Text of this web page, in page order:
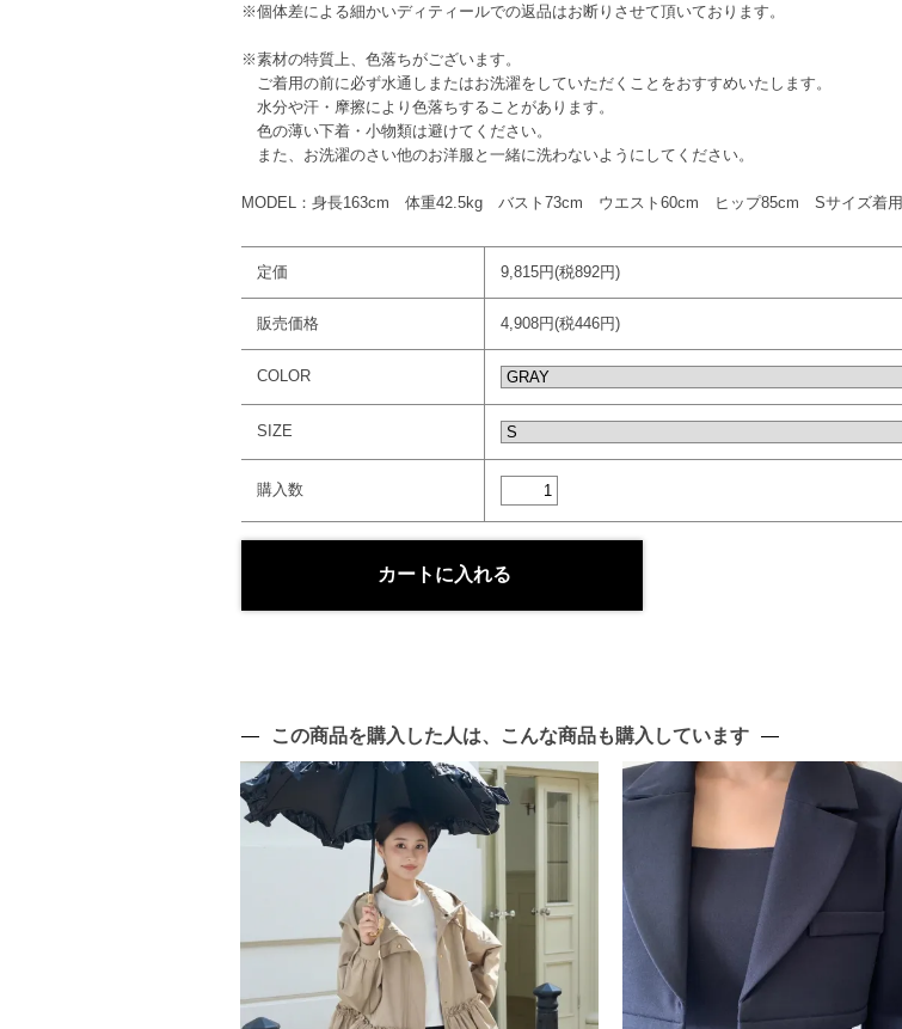
※個体差による細かいディティールでの返品はお断りさせて頂いております。
※素材の特質上、色落ちがございます。
ご着用の前に必ず水通しまたはお洗濯をしていただくことをおすすめいたします。
水分や汗・摩擦により色落ちすることがあります。
色の薄い下着・小物類は避けてください。
また、お洗濯のさい他のお洋服と一緒に洗わないようにしてください。
MODEL：身長163cm 体重42.5kg バスト73cm ウエスト60cm ヒップ85cm Sサイズ着用
定価 9,815円(税892円)
販売価格 4,908円(税446円)
COLOR
SIZE
購入数
この商品を購入した人は、こんな商品も購入しています